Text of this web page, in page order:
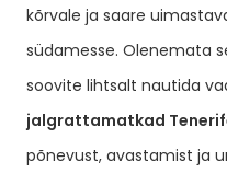
kõrvale ja saare
südamesse. Olenemata
soovite lihtsalt nautida
jalgrattamatkad
põnevust, avastamist ja